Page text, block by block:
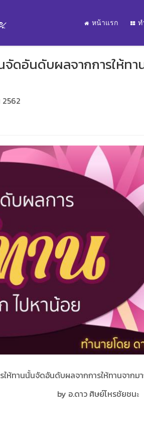
หน้าแรก ท
จัดอันดับผลจากการให้ท
ให้ทานนั้นจัดอันดับผลจากการให้ทานจาก
by อ.ดาว ศิษย์โหรชัยชนะ